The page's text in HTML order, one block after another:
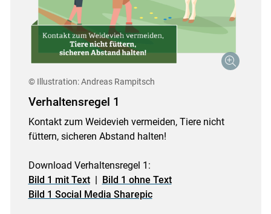
© Illustration: Andreas Rampitsch
Verhaltensregel 1
Kontakt zum Weidevieh vermeiden, Tiere nicht
füttern, sicheren Abstand halten!
Download Verhaltensregel 1:
Bild 1 mit Text| Bild 1 ohne Text
Bild 1 Social Media Sharepic